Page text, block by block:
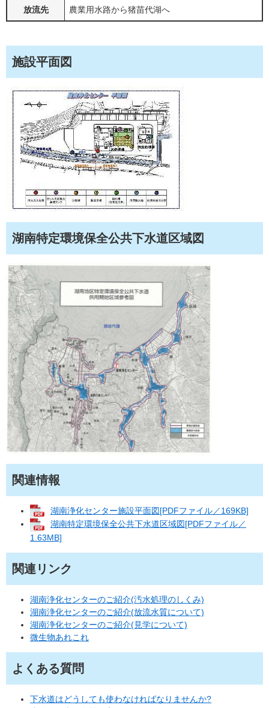
放流先 農業用水路から猪苗代湖へ
施設平面図
湖南特定環境保全公共下水道区域図
関連情報
湖南浄化センター施設平面図[PDFファイル／169KB]
湖南特定環境保全公共下水道区域図[PDFファイル／
1.63MB]
関連リンク
湖南浄化センターのご紹介(汚水処理のしくみ)
湖南浄化センターのご紹介(放流水質について)
湖南浄化センターのご紹介(見学について)
微生物あれこれ
よくある質問
下水道はどうしても使わなければなりませんか?